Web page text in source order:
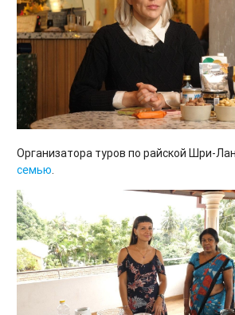
Организатора туров по райской Шри-
семью